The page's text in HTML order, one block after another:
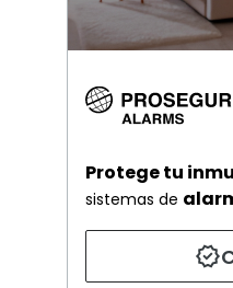
Protege tu
sistemas de